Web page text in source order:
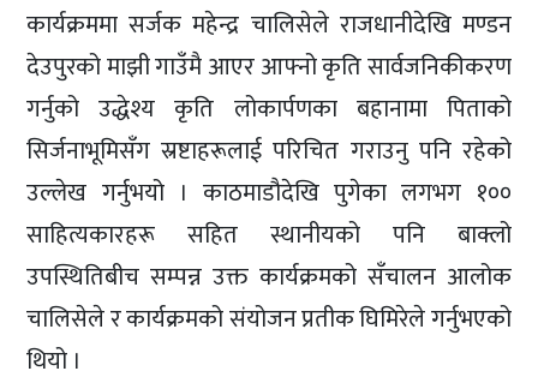
कार्यक्रममा सर्जक महेन्द्र चालिसेले राजधानीदेखि मण्डन
देउपुरको माझी गाउँमै आएर आफ्नो कृति सार्वजनिकीकरण
गर्नुको उद्धेश्य कृति लोकार्पणका बहानामा पिताको
सिर्जनाभूमिसँग स्रष्टाहरूलाई परिचित गराउनु पनि रहेको
उल्लेख गर्नुभयो । काठमाडौदेखि पुगेका लगभग १००
साहित्यकारहरू सहित स्थानीयको पनि बाक्लो
उपस्थितिबीच सम्पन्न उक्त कार्यक्रमको सँचालन आलोक
चालिसेले र कार्यक्रमको संयोजन प्रतीक घिमिरेले गर्नुभएको
थियो ।